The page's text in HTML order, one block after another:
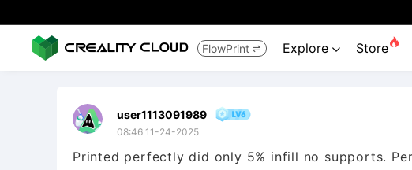
FlowPrint  Explore  Store
user1113091989
08:46 11-24-2025
Printed perfectly did only 5% infill no supports.